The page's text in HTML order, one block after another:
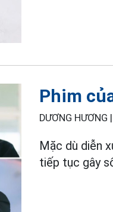
Phim
DƯƠNG HƯƠNG |
Mặc dù diễn
tiếp tục gây